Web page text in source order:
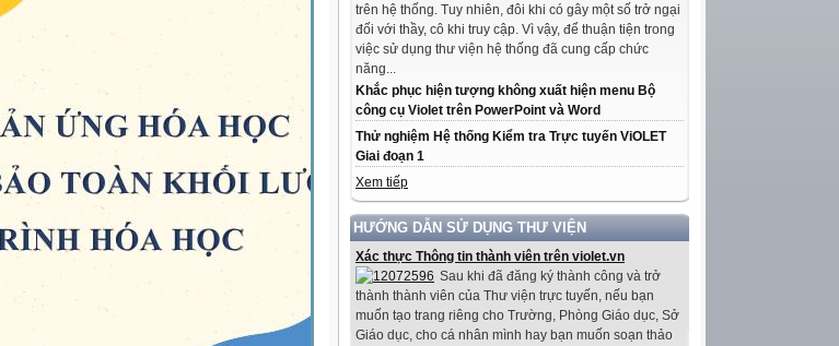
trên hệ thống. Tuy nhiên, đôi khi có gây một số trở ngại
đối với thầy, cô khi truy cập. Vì vậy, để thuận tiện trong
việc sử dụng thư viện hệ thống đã cung cấp chức
năng...
Khắc phục hiện tượng không xuất hiện menu Bộ
công cụ Violet trên PowerPoint và Word
Thử nghiệm Hệ thống Kiểm tra Trực tuyến ViOLET
Giai đoạn 1
Xem tiếp
HƯỚNG DẪN SỬ DỤNG THƯ VIỆN
Xác thực Thông tin thành viên trên violet.vn
Sau khi đã đăng ký thành công và trở
thành thành viên của Thư viện trực tuyến, nếu bạn
muốn tạo trang riêng cho Trường, Phòng Giáo dục, Sở
Giáo dục, cho cá nhân mình hay bạn muốn soạn thảo